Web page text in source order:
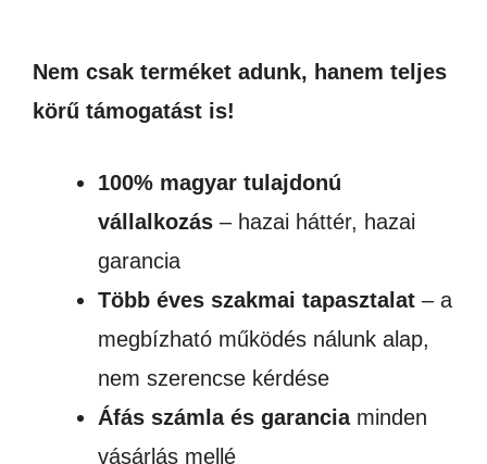
Nem csak terméket adunk, hanem teljes
körű támogatást is!
100% magyar tulajdonú
vállalkozás – hazai háttér, hazai
garancia
Több éves szakmai tapasztalat – a
megbízható működés nálunk alap,
nem szerencse kérdése
Áfás számla és garancia minden
vásárlás mellé